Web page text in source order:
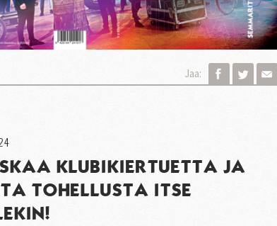
Jaa:
KLUBIKIERTUETTA JA
TOHELLUSTA ITSE